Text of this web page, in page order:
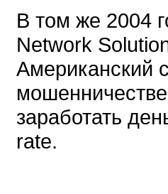
В том же 2004
Network
Американский
заработать
rate.